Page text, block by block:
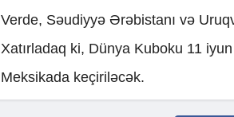
Verde, Səudiyyə Ərəbistanı və
Xatırladaq ki, Dünya Kuboku 11
Meksikada keçiriləcək.